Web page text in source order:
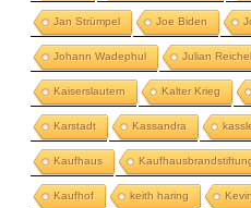
Jan Strümpel Joe Biden
Johann Wadephul Julian
Kaiserslautern Kalter Krieg
Karstadt Kassandra
Kaufhaus
Kaufhof keith haring